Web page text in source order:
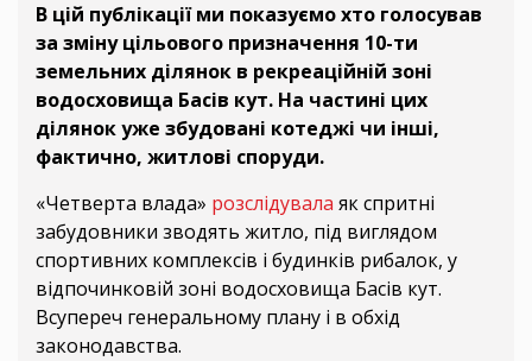
В цій публікації ми показуємо хто голосував
за зміну цільового призначення 10-ти
земельних ділянок в рекреаційній зоні
водосховища Басів кут. На частині цих
ділянок уже збудовані котеджі чи інші,
фактично, житлові споруди.
«Четверта влада» розслідувала як спритні
забудовники зводять житло, під виглядом
спортивних комплексів і будинків рибалок, у
відпочинковій зоні водосховища Басів кут.
Всупереч генеральному плану і в обхід
законодавства.